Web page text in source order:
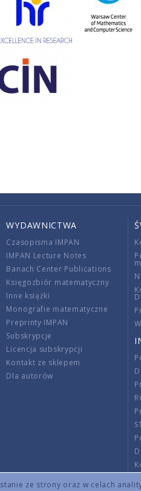
ze strony oraz w celach
WYDAWNICTWA
Czasopisma IMPAN
IMPAN Lecture Notes
Banach Center Publications
Księgozbiór matematyczny
Inne książki
Monografie matematyczne
Preprinty IMPAN
Subskrypcje
Licencja subskrypcji
Kontakt ze sklepem
Dla autorów